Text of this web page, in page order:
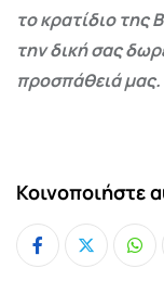
το κρατίδιο της
την δική σας
προσπάθειά
Κοινοποιήστε